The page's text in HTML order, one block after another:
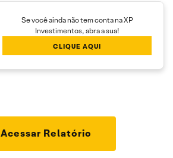
Se você ainda não tem conta na XP
Investimentos, abra a sua!
CLIQUE AQUI
Acessar Relatório